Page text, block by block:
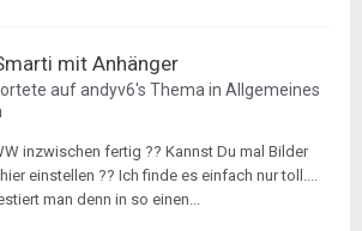
mit Anhänger
aufandyv6's Thema in Allgemeines
inzwischen fertig ?? Kannst Du mal Bilder
einstellen ?? Ich finde es einfach nur toll....
man denn in so einen...